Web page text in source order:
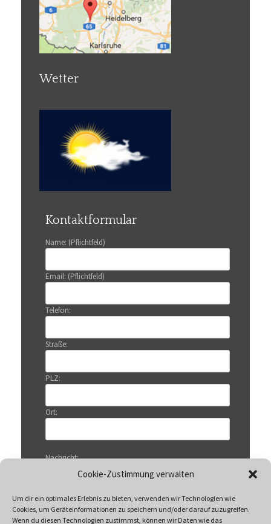
Cookie-Zustimmung verwalten
Um dir ein optimales Erlebnis zu bieten, verwenden wir Technologien wie
Cookies, um Geräteinformationen zu speichern und/oder darauf zuzugreifen.
Wenn du diesen Technologien zustimmst, können wir Daten wie das
Wetter
Kontaktformular
Name: (Pflichtfeld)
Email: (Pflichtfeld)
Telefon:
Straße:
PLZ:
Ort:
Nachricht: